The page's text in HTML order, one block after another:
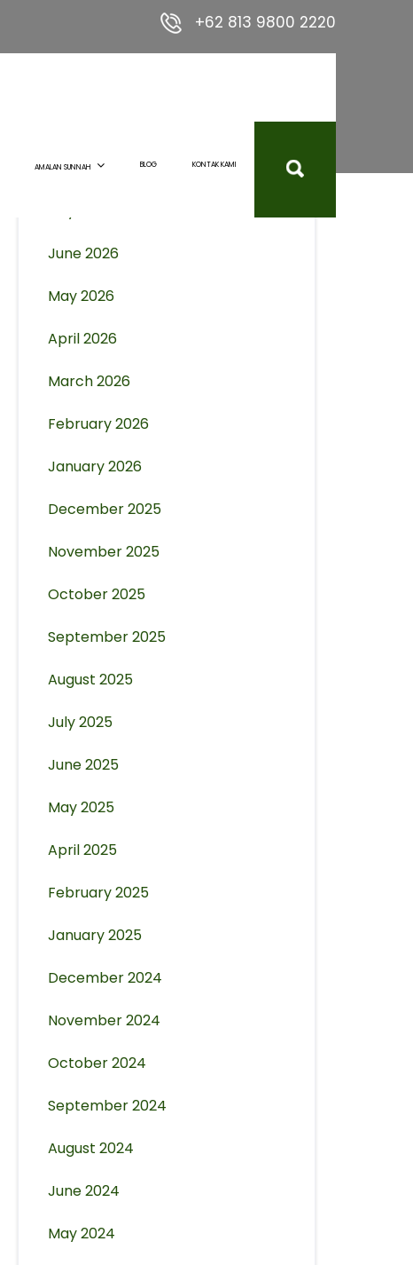
+62 813 9800 2220
AMALAN SUNNAH BLOG KONTAK KAMI
August 2026
June 2026
May 2026
April 2026
March 2026
February 2026
January 2026
December 2025
November 2025
October 2025
September 2025
August 2025
July 2025
June 2025
May 2025
April 2025
February 2025
January 2025
December 2024
November 2024
October 2024
September 2024
August 2024
June 2024
May 2024